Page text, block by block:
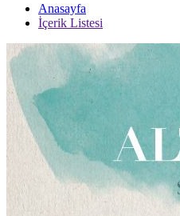
Anasayfa
İçerik Listesi